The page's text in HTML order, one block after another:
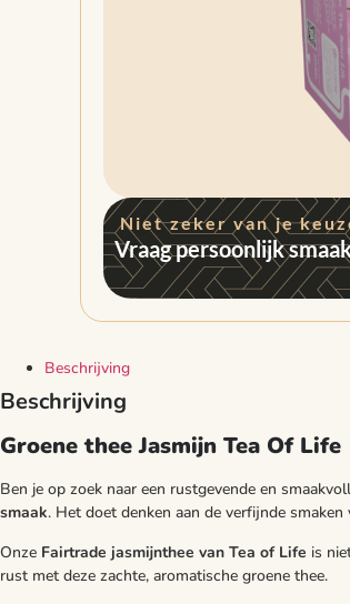
Niet zeker van je
Vraag persoonlijk
Beschrijving
Beschrijving
Groene thee Jasmijn Tea Of Life
Ben je op zoek naar een rustgevende en
smaak. Het doet denken aan de verfijnde
Onze Fairtrade jasmijnthee van Tea of Life is
rust met deze zachte, aromatische groene thee.